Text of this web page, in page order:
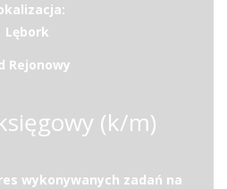
Lębork
Rejonowy
(k/m)
wykonywanych zadań na